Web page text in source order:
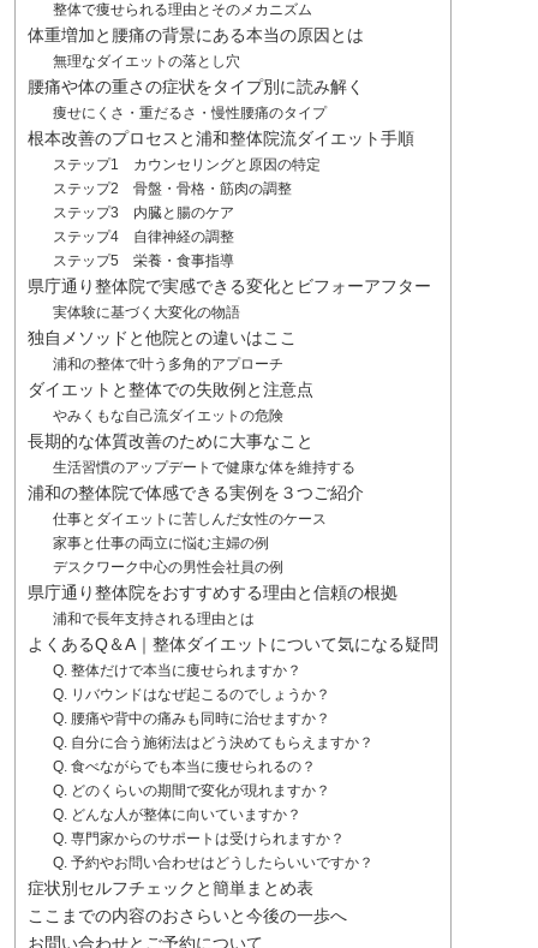
整体で痩せられる理由とそのメカニズム
体重増加と腰痛の背景にある本当の原因とは
無理なダイエットの落とし穴
腰痛や体の重さの症状をタイプ別に読み解く
痩せにくさ・重だるさ・慢性腰痛のタイプ
根本改善のプロセスと浦和整体院流ダイエット手順
ステップ1 カウンセリングと原因の特定
ステップ2 骨盤・骨格・筋肉の調整
ステップ3 内臓と腸のケア
ステップ4 自律神経の調整
ステップ5 栄養・食事指導
県庁通り整体院で実感できる変化とビフォーアフター
実体験に基づく大変化の物語
独自メソッドと他院との違いはここ
浦和の整体で叶う多角的アプローチ
ダイエットと整体での失敗例と注意点
やみくもな自己流ダイエットの危険
長期的な体質改善のために大事なこと
生活習慣のアップデートで健康な体を維持する
浦和の整体院で体感できる実例を３つご紹介
仕事とダイエットに苦しんだ女性のケース
家事と仕事の両立に悩む主婦の例
デスクワーク中心の男性会社員の例
県庁通り整体院をおすすめする理由と信頼の根拠
浦和で長年支持される理由とは
よくあるQ＆A｜整体ダイエットについて気になる疑問
Q. 整体だけで本当に痩せられますか？
Q. リバウンドはなぜ起こるのでしょうか？
Q. 腰痛や背中の痛みも同時に治せますか？
Q. 自分に合う施術法はどう決めてもらえますか？
Q. 食べながらでも本当に痩せられるの？
Q. どのくらいの期間で変化が現れますか？
Q. どんな人が整体に向いていますか？
Q. 専門家からのサポートは受けられますか？
Q. 予約やお問い合わせはどうしたらいいですか？
症状別セルフチェックと簡単まとめ表
ここまでの内容のおさらいと今後の一歩へ
お問い合わせとご予約について